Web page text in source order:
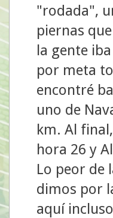
"rodada",
piernas
la gente
por meta
encontré
uno de
km. Al
hora 26 y
Lo peor de
dimos por
aquí